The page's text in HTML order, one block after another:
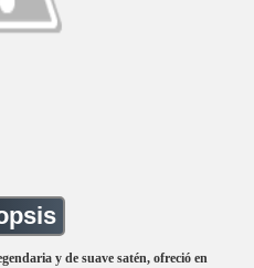
y de suave satén, ofreció en